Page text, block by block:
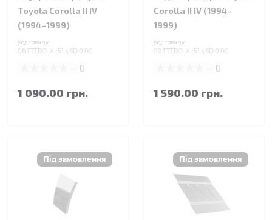
Toyota Corolla II IV
(1994–1999)
Код товару:
08.TTTRCLXL51.4SD.0.00
0
1 090.00 грн.
Corolla II IV (1994–
1999)
Код товару:
02.TTTRCLXL51.4SD.0.00
0
1 590.00 грн.